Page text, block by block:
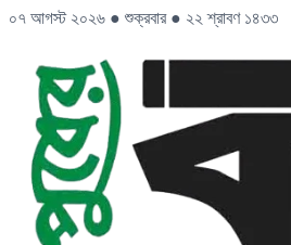
০৭ আগস্ট ২০২৬ ● শুক্রবার ● ২২ শ্রাবণ ১৪৩৩